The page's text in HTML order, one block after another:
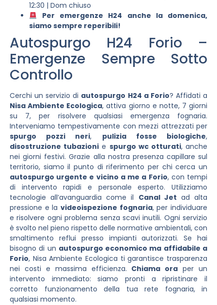
12:30 | Dom chiuso
Per emergenze H24 anche la domenica,
siamo sempre reperibili!
Autospurgo H24 Forio –
Emergenze Sempre Sotto
Controllo
Cerchi un servizio di autospurgo H24 a Forio? Affidati a
Nisa Ambiente Ecologica, attiva giorno e notte, 7 giorni
su 7, per risolvere qualsiasi emergenza fognaria.
Interveniamo tempestivamente con mezzi attrezzati per
spurgo pozzi neri, pulizia fosse biologiche,
disostruzione tubazioni e spurgo wc otturati, anche
nei giorni festivi. Grazie alla nostra presenza capillare sul
territorio, siamo il punto di riferimento per chi cerca un
autospurgo urgente e vicino a me a Forio, con tempi
di intervento rapidi e personale esperto. Utilizziamo
tecnologie all’avanguardia come il Canal Jet ad alta
pressione e la videoispezione fognaria, per individuare
e risolvere ogni problema senza scavi inutili. Ogni servizio
è svolto nel pieno rispetto delle normative ambientali, con
smaltimento reflui presso impianti autorizzati. Se hai
bisogno di un autospurgo economico ma affidabile a
Forio, Nisa Ambiente Ecologica ti garantisce trasparenza
nei costi e massima efficienza. Chiama ora per un
intervento immediato: siamo pronti a ripristinare il
corretto funzionamento della tua rete fognaria, in
qualsiasi momento.